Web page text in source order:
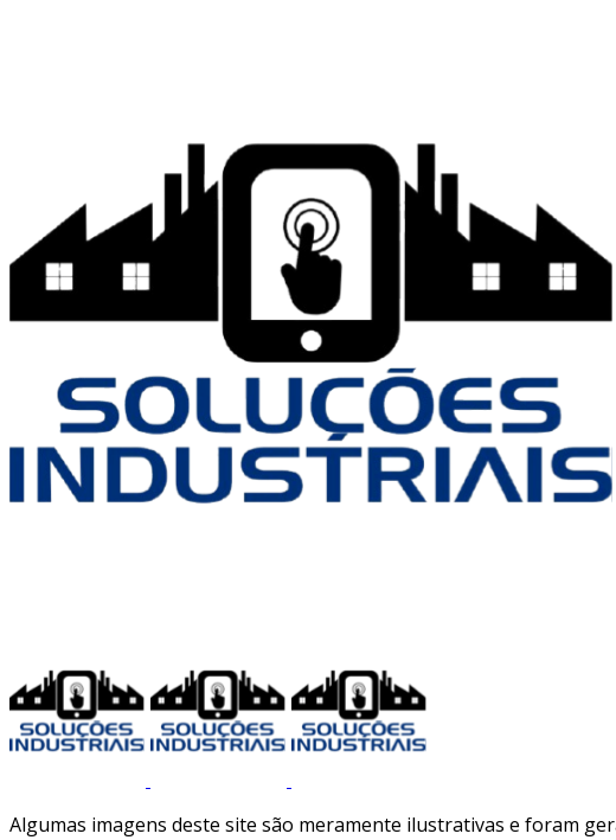
Algumas imagens deste site são meramente ilustrativas e foram